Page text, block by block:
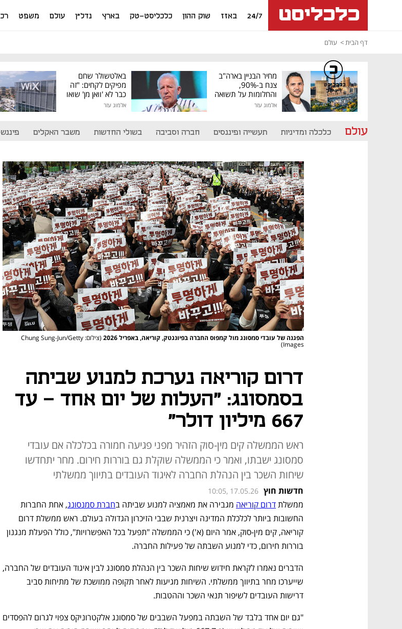
24/7 באזז שוק ההון כלכליסט-טק בארץ נדל"ן עולם משפט
דף הבית עולם
מחיר הבניין בארה"ב
צנח ב-90%,
והחלומות על תשואה
גבוהה התנפצו
אלמוג עזר
באלטשולר שחם
מפיקים לקחים: "זה
כבר לא 'וואן מן' שואו
של גילעד"
אלמוג עזר
עולם כלכלה ומדיניות תעשייה ופיננסים חברה וסביבה בשולי החדשות משבר האקלים
הפגנה של עובדי סמסונג מול קמפוס החברה בפיונגטק, קוריאה, באפריל 2026 (צילום: Chung Sung-Jun/Getty
Images)
כלכליסט
דיגיטל
דרום קוריאה נערכת למנוע שביתה
בסמסונג: "העלות של יום אחד - עד
667 מיליון דולר"
ראש הממשלה קים מין-סוק הזהיר מפני פגיעה חמורה בכלכלה אם עובדי
סמסונג ישבתו, ואמר כי הממשלה שוקלת גם בוררות חירום. מחר יתחדשו
שיחות השכר בין הנהלת החברה לאיגוד העובדים בתיווך ממשלתי
חדשות חוץ 10:05, 17.05.26
ממשלת דרום קוריאה מגבירה את מאמציה למנוע שביתה בחברת סמנסונג
בוררות חירום, כדי למנוע השבתה של פעילות החברה.
דרישות העובדים לשיפור תנאי השכר וההטבות.